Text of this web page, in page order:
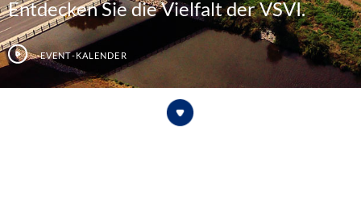
Entdecken Sie die Vielfalt der VSVI.
Event-Kalender